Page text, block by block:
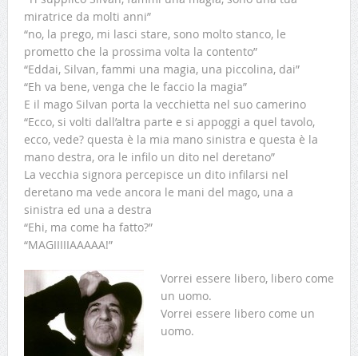
miratrice da molti anni”
“no, la prego, mi lasci stare, sono molto stanco, le
prometto che la prossima volta la contento”
“Eddai, Silvan, fammi una magia, una piccolina, dai”
“Eh va bene, venga che le faccio la magia”
E il mago Silvan porta la vecchietta nel suo camerino
“Ecco, si volti dall’altra parte e si appoggi a quel tavolo,
ecco, vede? questa è la mia mano sinistra e questa è la
mano destra, ora le infilo un dito nel deretano”
La vecchia signora percepisce un dito infilarsi nel
deretano ma vede ancora le mani del mago, una a
sinistra ed una a destra
“Ehi, ma come ha fatto?”
“MAGIIIIIAAAAA!”
Vorrei essere libero, libero come
un uomo.
Vorrei essere libero come un
uomo.